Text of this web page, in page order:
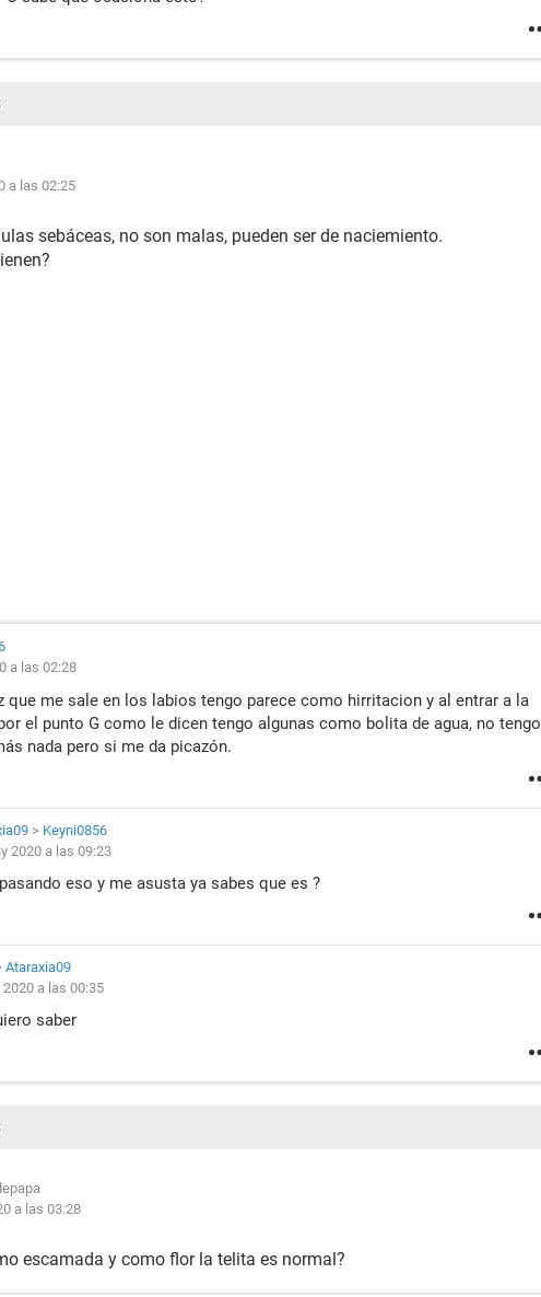
a las 02:25
sebáceas, no son malas, pueden ser de naciemiento.
a las 02:28
que me sale en los labios tengo parece como hirritacion y al entrar a la
el punto G como le dicen tengo algunas como bolita de agua, no tengo
nada pero si me da picazón.
> Keyni0856
2020 a las 09:23
eso y me asusta ya sabes que es ?
Ataraxia09
2020 a las 00:35
saber
a las 03:28
escamada y como flor la telita es normal?